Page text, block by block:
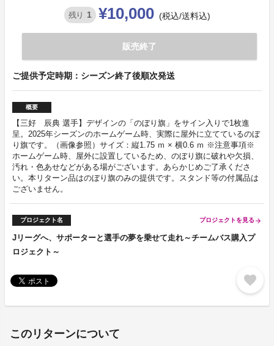
残り 1 ¥10,000 (税込/送料込)
販売終了
ご提供予定時期：シーズン終了後順次発送
概要
【三好 辰典 選手】デザインの「のぼり旗」をサイン入りで1枚進
呈。2025年シーズンのホームゲーム時、実際に屋外に立てているのぼ
り旗です。（画像参照）サイズ：縦1.75 ｍ × 横0.6 ｍ ※注意事項※
ホームゲーム時、屋外に設置しているため、のぼり旗に破れや欠損、
汚れ・色あせなどがある場がございます。あらかじめご了承くださ
い。本リターン品はのぼり旗のみの提供です。スタンド等の付属品は
ございません。
プロジェクト名 プロジェクトを見る arrow_forward
Jリーグへ、サポーターと選手の夢を乗せて走れ～チームバス購入プ
ロジェクト～
favorite
このリターンについて